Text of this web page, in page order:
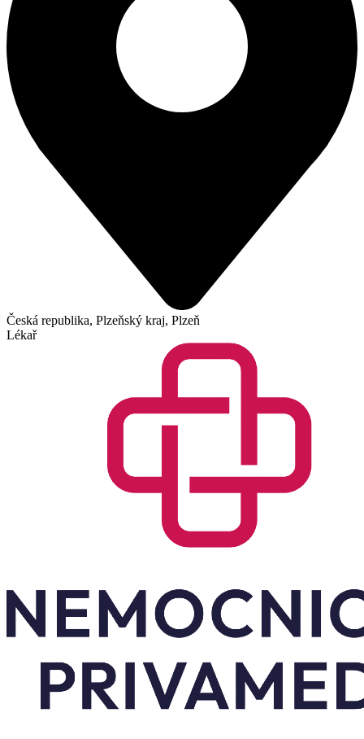
Česká republika, Plzeňský kraj, Plzeň
Lékař